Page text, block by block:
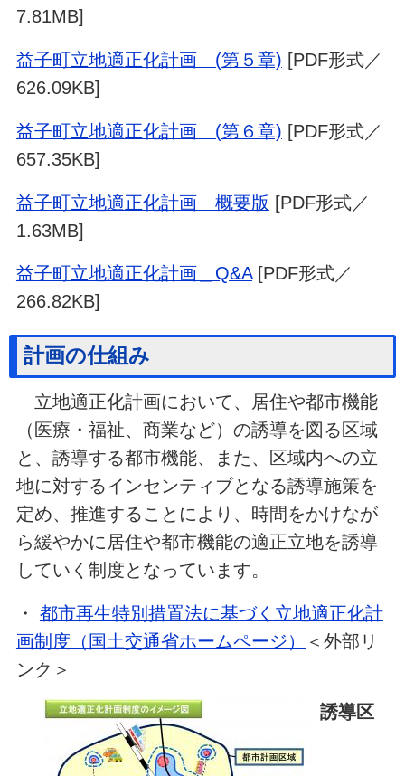
7.81MB]
益子町立地適正化計画 (第５章) [PDF形式／
626.09KB]
益子町立地適正化計画 (第６章) [PDF形式／
657.35KB]
益子町立地適正化計画 概要版 [PDF形式／
1.63MB]
益子町立地適正化計画＿Q&A[PDF形式／
266.82KB]
計画の仕組み
立地適正化計画において、居住や都市機能
（医療・福祉、商業など）の誘導を図る区域
と、誘導する都市機能、また、区域内への立
地に対するインセンティブとなる誘導施策を
定め、推進することにより、時間をかけなが
ら緩やかに居住や都市機能の適正立地を誘導
していく制度となっています。
・ 都市再生特別措置法に基づく立地適正化計
画制度（国土交通省ホームページ）
＜外部リ
ンク＞
誘導区